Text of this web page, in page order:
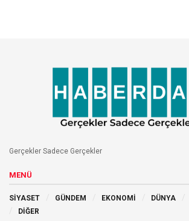
Gerçekler Sadece Gerçekler
MENÜ
SİYASET GÜNDEM EKONOMİ DÜNYA
DİĞER